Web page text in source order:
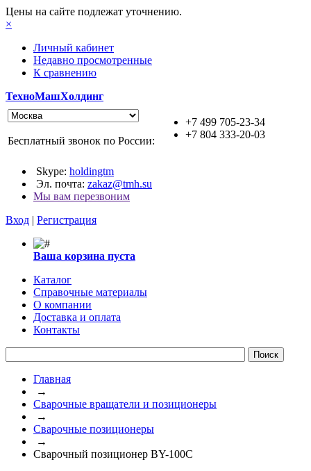
Цены на сайте подлежат уточнению.
×
Личный кабинет
Недавно просмотренные
К сравнению
ТехноМашХолдинг
+7 499 705-23-34
+7 804 333-20-03
Бесплатный звонок по России:
Skype: holdingtm
Эл. почта: zakaz@tmh.su
Мы вам перезвоним
Вход | Регистрация
Ваша корзина пуста
Каталог
Справочные материалы
О компании
Доставка и оплата
Контакты
Главная
→
Сварочные вращатели и позиционеры
→
Сварочные позиционеры
→
Сварочный позиционер BY-100C